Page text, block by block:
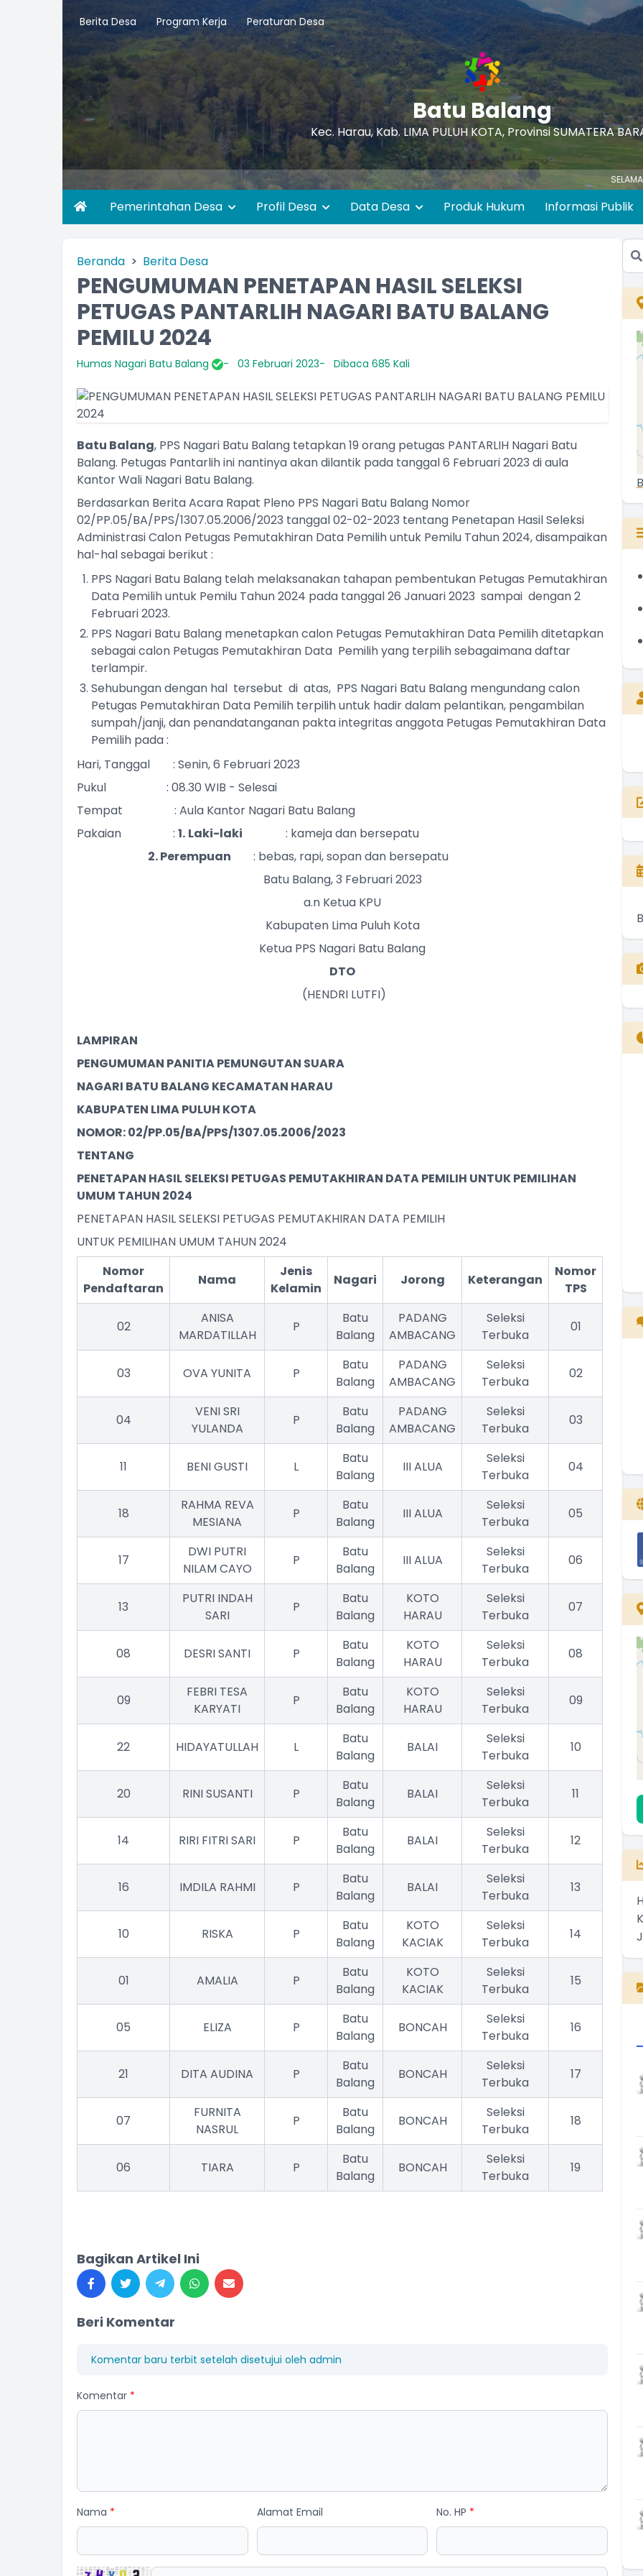
Berita Desa Program Kerja Peraturan Desa
Batu Balang
Kec. Harau, Kab. LIMA PULUH KOTA, Provinsi SUMATERA
SELAMAT
Pemerintahan Desa Profil Desa Data Desa Produk Hukum Informasi Publik
Beranda Berita Desa
PENGUMUMAN PENETAPAN HASIL SELEKSI
PETUGAS PANTARLIH NAGARI BATU BALANG
PEMILU 2024
Humas Nagari Batu Balang 03 Februari 2023 Dibaca 685 Kali
Batu Balang, PPS Nagari Batu Balang tetapkan 19 orang petugas PANTARLIH Nagari Batu
Balang. Petugas Pantarlih ini nantinya akan dilantik pada tanggal 6 Februari 2023 di aula
Kantor Wali Nagari Batu Balang.
Berdasarkan Berita Acara Rapat Pleno PPS Nagari Batu Balang Nomor
02/PP.05/BA/PPS/1307.05.2006/2023 tanggal 02-02-2023 tentang Penetapan Hasil Seleksi
Administrasi Calon Petugas Pemutakhiran Data Pemilih untuk Pemilu Tahun 2024, disampaikan
hal-hal sebagai berikut :
PPS Nagari Batu Balang telah melaksanakan tahapan pembentukan Petugas Pemutakhiran
Data Pemilih untuk Pemilu Tahun 2024 pada tanggal 26 Januari 2023 sampai dengan 2
Februari 2023.
PPS Nagari Batu Balang menetapkan calon Petugas Pemutakhiran Data Pemilih ditetapkan
sebagai calon Petugas Pemutakhiran Data Pemilih yang terpilih sebagaimana daftar
terlampir.
Sehubungan dengan hal tersebut di atas, PPS Nagari Batu Balang mengundang calon
Petugas Pemutakhiran Data Pemilih terpilih untuk hadir dalam pelantikan, pengambilan
sumpah/janji, dan penandatanganan pakta integritas anggota Petugas Pemutakhiran Data
Pemilih pada :
Hari, Tanggal : Senin, 6 Februari 2023
Pukul : 08.30 WIB - Selesai
Tempat : Aula Kantor Nagari Batu Balang
Pakaian : 1. Laki-laki : kameja dan bersepatu
2. Perempuan
: bebas, rapi, sopan dan bersepatu
Batu Balang, 3 Februari 2023
a.n Ketua KPU
Kabupaten Lima Puluh Kota
Ketua PPS Nagari Batu Balang
DTO
(HENDRI LUTFI)
LAMPIRAN
PENGUMUMAN PANITIA PEMUNGUTAN SUARA
NAGARI BATU BALANG KECAMATAN HARAU
KABUPATEN LIMA PULUH KOTA
NOMOR: 02/PP.05/BA/PPS/1307.05.2006/2023
TENTANG
PENETAPAN HASIL SELEKSI PETUGAS PEMUTAKHIRAN DATA PEMILIH UNTUK PEMILIHAN
UMUM TAHUN 2024
PENETAPAN HASIL SELEKSI PETUGAS PEMUTAKHIRAN DATA PEMILIH
UNTUK PEMILIHAN UMUM TAHUN 2024
Nomor
Pendaftaran
Nama
Jenis
Kelamin
Nagari Jorong Keterangan
Nomor
TPS
02
ANISA
MARDATILLAH
P
Batu
Balang
PADANG
AMBACANG
Seleksi
Terbuka
01
03 OVA YUNITA P
Batu
Balang
PADANG
AMBACANG
Seleksi
Terbuka
02
04
VENI SRI
YULANDA
P
Batu
Balang
PADANG
AMBACANG
Seleksi
Terbuka
03
11 BENI GUSTI L
Batu
Balang
III ALUA
Seleksi
Terbuka
04
18
RAHMA REVA
MESIANA
P
Batu
Balang
III ALUA
Seleksi
Terbuka
05
17
DWI PUTRI
NILAM CAYO
P
Batu
Balang
III ALUA
Seleksi
Terbuka
06
13
PUTRI INDAH
SARI
P
Batu
Balang
KOTO
HARAU
Seleksi
Terbuka
07
08 DESRI SANTI P
Batu
Balang
KOTO
HARAU
Seleksi
Terbuka
08
09
FEBRI TESA
KARYATI
P
Batu
Balang
KOTO
HARAU
Seleksi
Terbuka
09
22 HIDAYATULLAH L
Batu
Balang
BALAI
Seleksi
Terbuka
10
20 RINI SUSANTI P
Batu
Balang
BALAI
Seleksi
Terbuka
11
14 RIRI FITRI SARI P
Batu
Balang
BALAI
Seleksi
Terbuka
12
16 IMDILA RAHMI P
Batu
Balang
BALAI
Seleksi
Terbuka
13
10 RISKA P
Batu
Balang
KOTO
KACIAK
Seleksi
Terbuka
14
01 AMALIA P
Batu
Balang
KOTO
KACIAK
Seleksi
Terbuka
15
05 ELIZA P
Batu
Balang
BONCAH
Seleksi
Terbuka
16
21 DITA AUDINA P
Batu
Balang
BONCAH
Seleksi
Terbuka
17
07
FURNITA
NASRUL
P
Batu
Balang
BONCAH
Seleksi
Terbuka
18
06 TIARA P
Batu
Balang
BONCAH
Seleksi
Terbuka
19
Bagikan Artikel Ini
Beri Komentar
Komentar baru terbit setelah disetujui oleh admin
Komentar *
Nama * Alamat Email No. HP *